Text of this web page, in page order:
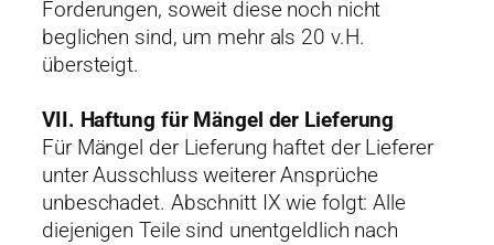
Forderungen, soweit diese noch nicht
beglichen sind, um mehr als 20 v.H.
übersteigt.
VII. Haftung für Mängel der Lieferung
Für Mängel der Lieferung haftet der Lieferer
unter Ausschluss weiterer Ansprüche
unbeschadet. Abschnitt IX wie folgt: Alle
diejenigen Teile sind unentgeldlich nach